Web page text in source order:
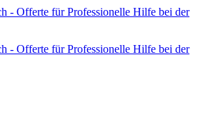
- Offerte für Professionelle Hilfe bei der
- Offerte für Professionelle Hilfe bei der